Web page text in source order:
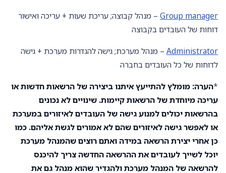
Group manager – מנהל קבוצה; עריכת שעות + עריכה ואישור
דוחות של העובדים בקבוצה
Administrator – מנהל מערכת; גישה להגדרות מערכת + גישה
לדוחות של כל העובדים בחברה
*הערה: מומלץ להתייעץ איתנו ביצירה של הרשאות חדשות או
עריכה מיוחדת של הרשאות קיימות. שינויים לא נכונים
בהרשאות יכולים למנוע גישה של העובדים לאיזורים במערכת
או לאפשר גישה לאיזורים שהם לא אמורים לגשת אליהם. כמו
כן אחרי יצירת הרשאה במידה ואתם רוצים שהמנהל מערכת
יוכל לשייך לעובדים את ההרשאה החדשה צריך להיכנס
להרשאה של המנהל מערכת ולהגדיר שהוא מנהל גם את